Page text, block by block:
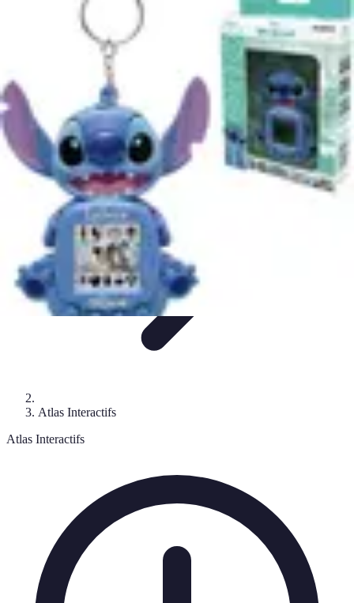
Atlas Géographique
Perception et Utilisation Guide d'achat
Éducation et
Atlas Thématiques
Atlas Géographique
Atlas Interactifs
Atlas Interactifs